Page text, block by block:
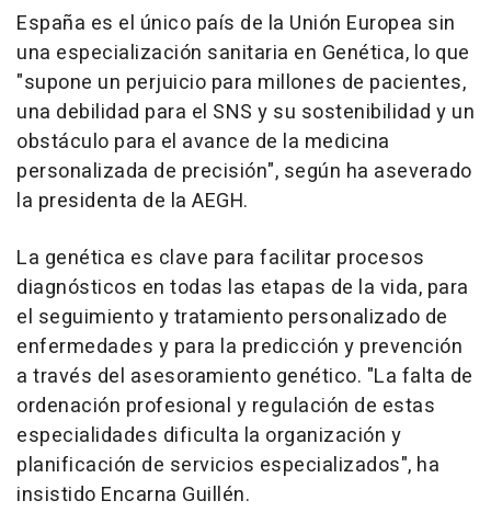
España es el único país de la Unión Europea sin
una especialización sanitaria en Genética, lo que
"supone un perjuicio para millones de pacientes,
una debilidad para el SNS y su sostenibilidad y un
obstáculo para el avance de la medicina
personalizada de precisión", según ha aseverado
la presidenta de la AEGH.
La genética es clave para facilitar procesos
diagnósticos en todas las etapas de la vida, para
el seguimiento y tratamiento personalizado de
enfermedades y para la predicción y prevención
a través del asesoramiento genético. "La falta de
ordenación profesional y regulación de estas
especialidades dificulta la organización y
planificación de servicios especializados", ha
insistido Encarna Guillén.